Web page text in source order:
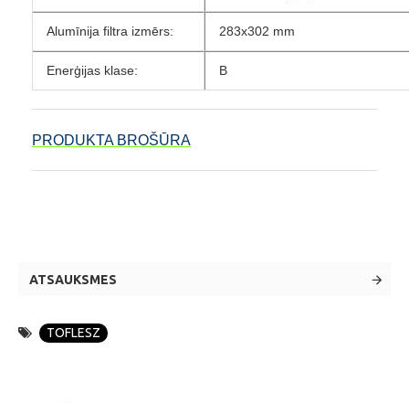
Alumīnija filtra izmērs: 283x302 mm
Enerģijas klase: B
PRODUKTA BROŠŪRA
ATSAUKSMES
TOFLESZ